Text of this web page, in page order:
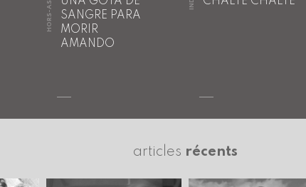
HORS-ASIE
SANGRE PARA
MORIR
AMANDO
articles récents